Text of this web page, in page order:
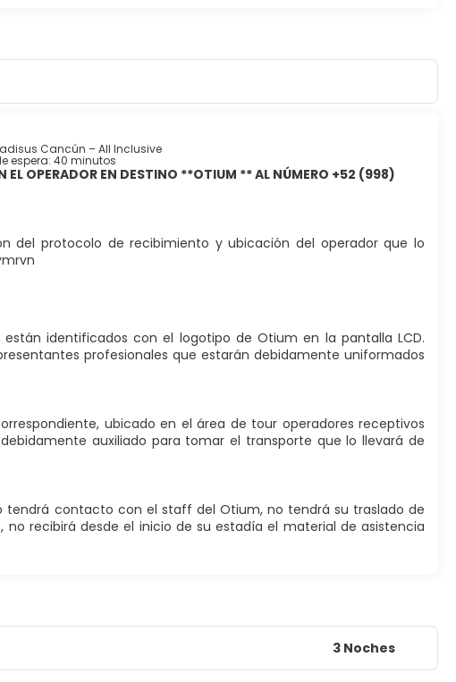
Cancún – All Inclusive
espera: 40 minutos
EL OPERADOR EN DESTINO **OTIUM ** AL NÚMERO +52 (998)
del protocolo de recibimiento y ubicación del operador que lo
identificados con el logotipo de Otium en la pantalla LCD.
profesionales que estarán debidamente uniformados
ubicado en el área de tour operadores receptivos
auxiliado para tomar el transporte que lo llevará de
tendrá contacto con el staff del Otium, no tendrá su traslado de
no recibirá desde el inicio de su estadía el material de asistencia
3 Noches